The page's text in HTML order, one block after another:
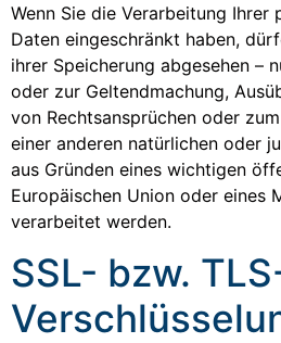
Wenn Sie die Verarbeitung Ihrer
Daten eingeschränkt haben,
ihrer Speicherung abgesehen –
oder zur Geltendmachung,
von Rechtsansprüchen oder
einer anderen natürlichen oder
aus Gründen eines wichtigen
Europäischen Union oder eines
verarbeitet werden.
SSL- bzw.